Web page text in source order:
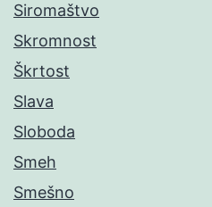
Siromaštvo
Skromnost
Škrtost
Slava
Sloboda
Smeh
Smešno